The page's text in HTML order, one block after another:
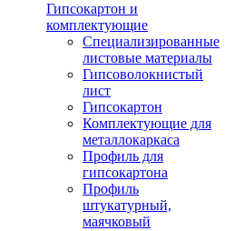
Гипсокартон и
комплектующие
Специализированные
листовые материалы
Гипсоволокнистый
лист
Гипсокартон
Комплектующие для
металлокаркаса
Профиль для
гипсокартона
Профиль
штукатурный,
маячковый